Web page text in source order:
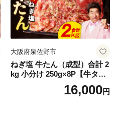
大阪府泉佐野市
ねぎ塩 牛たん（成型）合計 2
kg 小分け 250g×8P【牛タン
牛肉 焼肉用 薄切り 訳あり サ
16,000円